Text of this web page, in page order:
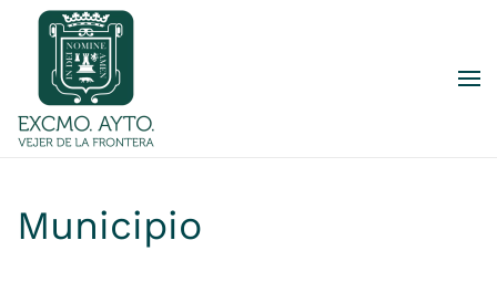
Skip to main content
Municipio